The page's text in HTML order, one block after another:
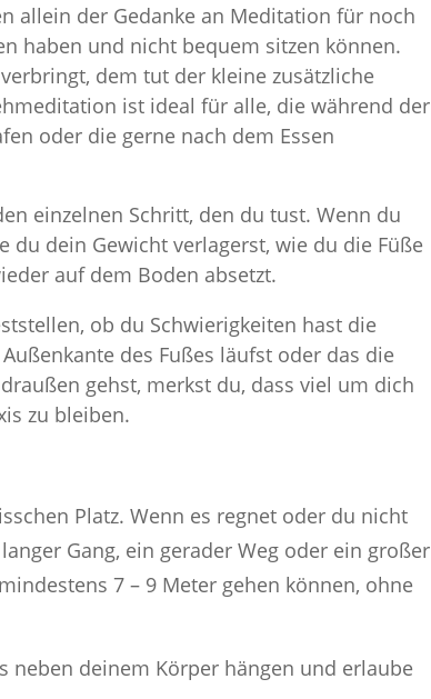
allein der Gedanke an Meditation für noch
haben und nicht bequem sitzen können.
dem tut der kleine zusätzliche
ist ideal für alle, die während der
oder die gerne nach dem Essen
einzelnen Schritt, den du tust. Wenn du
du dein Gewicht verlagerst, wie du die Füße
auf dem Boden absetzt.
ob du Schwierigkeiten hast die
des Fußes läufst oder das die
gehst, merkst du, dass viel um dich
zu bleiben.
Platz. Wenn es regnet oder du nicht
Gang, ein gerader Weg oder ein großer
7 – 9 Meter gehen können, ohne
neben deinem Körper hängen und erlaube